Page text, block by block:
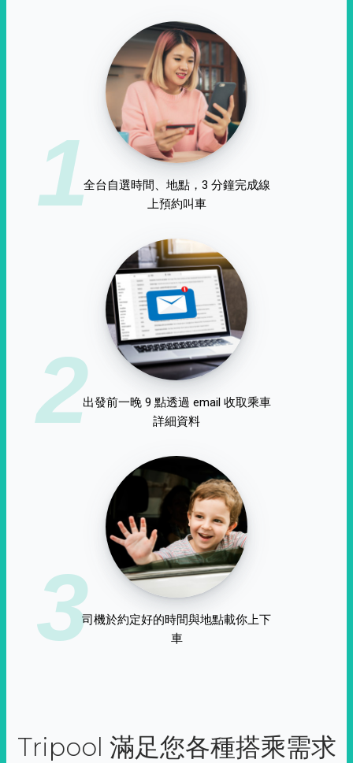
1全台自選時間、地點，3 分鐘完成線
上預約叫車
2出發前一晚 9 點透過 email 收取乘車
詳細資料
3司機於約定好的時間與地點載你上下
車
Tripool 滿足您各種搭乘需求